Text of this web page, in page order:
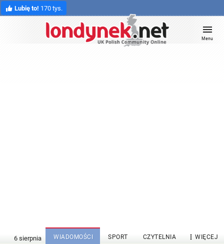
Lubię to! 170 tys.
Menu
WIADOMOŚCI SPORT CZYTELNIA  WIĘCEJ